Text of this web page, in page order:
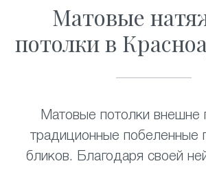
Матовые
потолки в
Матовые потолки внешне
традиционные побеленные
бликов. Благодаря своей